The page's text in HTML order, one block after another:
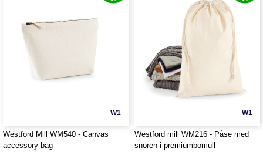
W1
Westford Mill WM540 - Canvas
accessory bag
W1
Westford mill WM216 - Påse med
snören i premiumbomull